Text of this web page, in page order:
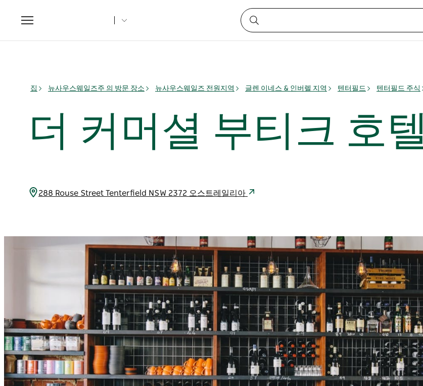
Toggle
navigation
집 뉴사우스웨일즈주 의 방문 장소 뉴사우스웨일즈 전원지역 글렌 이네스 & 인버렐 지역 텐터필드 텐터필드 주식
더 커머셜 부티크 호텔
288 Rouse Street Tenterfield NSW 2372 오스트레일리아